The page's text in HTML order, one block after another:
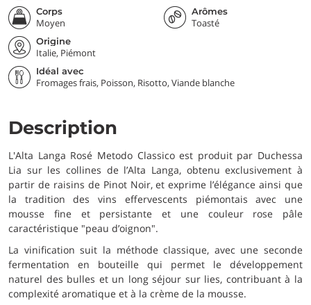
Corps
Moyen
Arômes
Toasté
Origine
Italie, Piémont
Idéal avec
Fromages frais, Poisson, Risotto, Viande blanche
Description
L'Alta Langa Rosé Metodo Classico est produit par Duchessa
Lia sur les collines de l’Alta Langa, obtenu exclusivement à
partir de raisins de Pinot Noir, et exprime l’élégance ainsi que
la tradition des vins effervescents piémontais avec une
mousse fine et persistante et une couleur rose pâle
caractéristique "peau d’oignon".
La vinification suit la méthode classique, avec une seconde
fermentation en bouteille qui permet le développement
naturel des bulles et un long séjour sur lies, contribuant à la
complexité aromatique et à la crème de la mousse.